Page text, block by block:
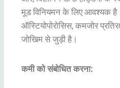
मूड विनियमन के लिए आवश्यक
ऑस्टियोपोरोसिस, कमजोर
जोखिम से जुड़ी है।
कमी को संबोधित करना: